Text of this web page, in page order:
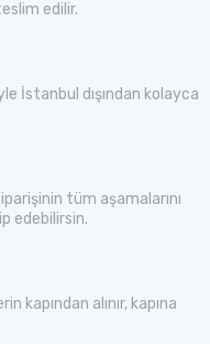
edilir.
İstanbul dışından kolayca
tüm aşamalarını
edebilirsin.
kapından alınır, kapına